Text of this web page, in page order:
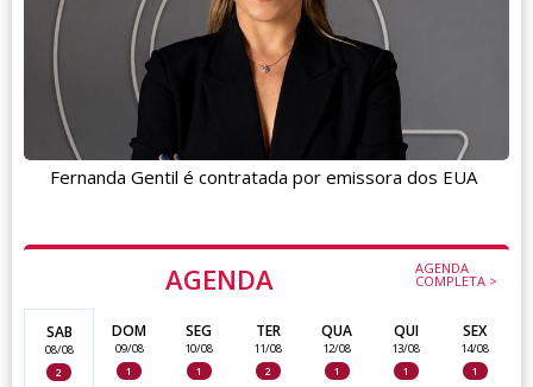
AGENDA AGENDA
COMPLETA >
SAB
08/08
2
DOM
09/08
1
SEG
10/08
1
TER
11/08
2
QUA
12/08
1
QUI
13/08
1
SEX
14/08
1
Fernanda Gentil é contratada por emissora dos EUA